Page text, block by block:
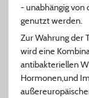
- unabhängig von
genutzt werden.
Zur Wahrung der
wird eine
antibakteriellen
Hormonen,und